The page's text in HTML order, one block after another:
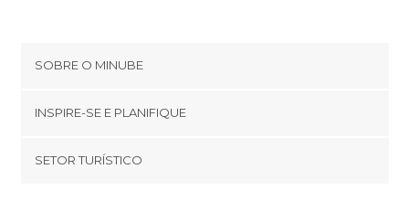
SOBRE O MINUBE
Términos e Condições
INSPIRE-SE E PLANIFIQUE
footer@item_discovertips_anchor
SETOR TURÍSTICO